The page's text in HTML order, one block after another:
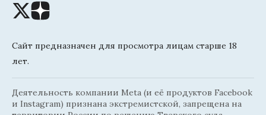
Сайт предназначен для просмотра лицам старше 18
лет.
Деятельность компании Meta (и её продуктов Facebook
и Instagram) признана экстремистской, запрещена на